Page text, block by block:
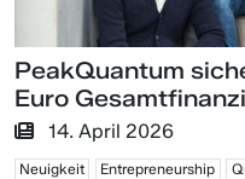
PeakQuantum
Euro
14. April 2026
Neuigkeit Entrepreneurship